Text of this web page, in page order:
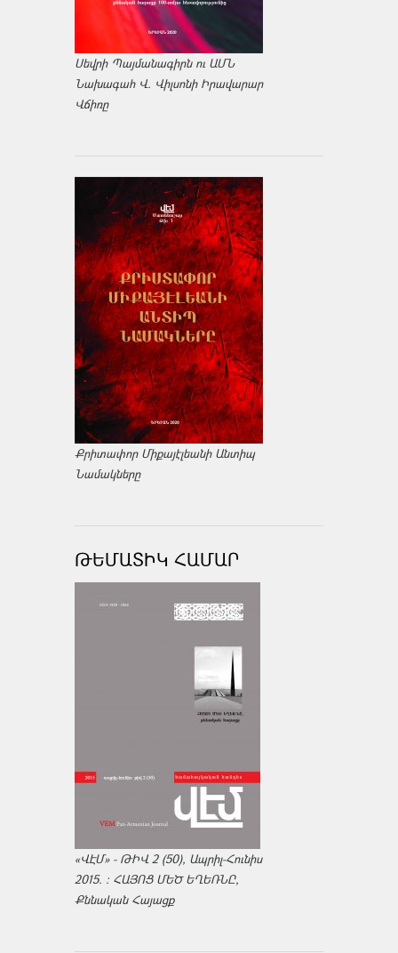
Սեվրի Պայմանագիրն ու ԱՄՆ
Նախագահ Վ. Վիլսոնի Իրավարար
Վճիռը
Քրիտափոր Միքայէլեանի Անտիպ
Նամակները
ԹԵՄԱՏԻԿ ՀԱՄԱՐ
«ՎԷՄ» - ԹԻՎ 2 (50), Ապրիլ-Հունիս
2015. : ՀԱՅՈՑ ՄԵԾ ԵՂԵՌՆԸ,
Քննական Հայացք